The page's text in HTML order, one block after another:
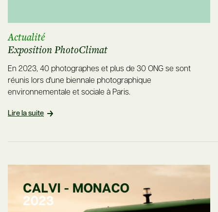
Actualité
Exposition PhotoClimat
En 2023, 40 photographes et plus de 30 ONG se sont
réunis lors d'une biennale photographique
environnementale et sociale à Paris.
Lire la suite